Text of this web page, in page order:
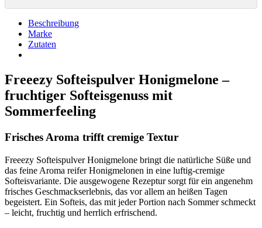
Beschreibung
Marke
Zutaten
Freeezy Softeispulver Honigmelone –
fruchtiger Softeisgenuss mit
Sommerfeeling
Frisches Aroma trifft cremige Textur
Freeezy Softeispulver Honigmelone bringt die natürliche Süße und
das feine Aroma reifer Honigmelonen in eine luftig-cremige
Softeisvariante. Die ausgewogene Rezeptur sorgt für ein angenehm
frisches Geschmackserlebnis, das vor allem an heißen Tagen
begeistert. Ein Softeis, das mit jeder Portion nach Sommer schmeckt
– leicht, fruchtig und herrlich erfrischend.